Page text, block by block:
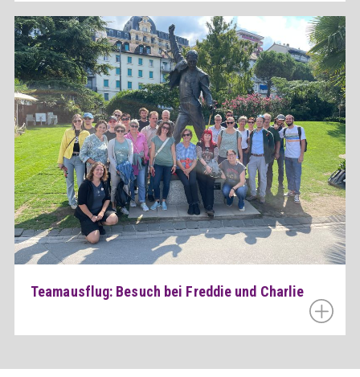
Teamausflug: Besuch bei Freddie und Charlie